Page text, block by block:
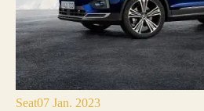
Seat07 Jan. 2023